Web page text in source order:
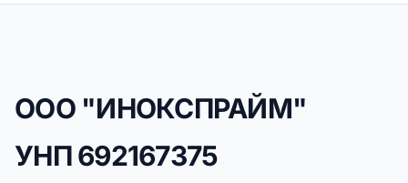
ООО "ИНОКСПРАЙМ"
УНП692167375